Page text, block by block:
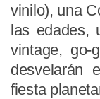
vinilo), una
las edades,
vintage, go-
desvelarán
fiesta